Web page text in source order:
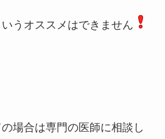
うオススメはできません
場合は専門の医師に相談し